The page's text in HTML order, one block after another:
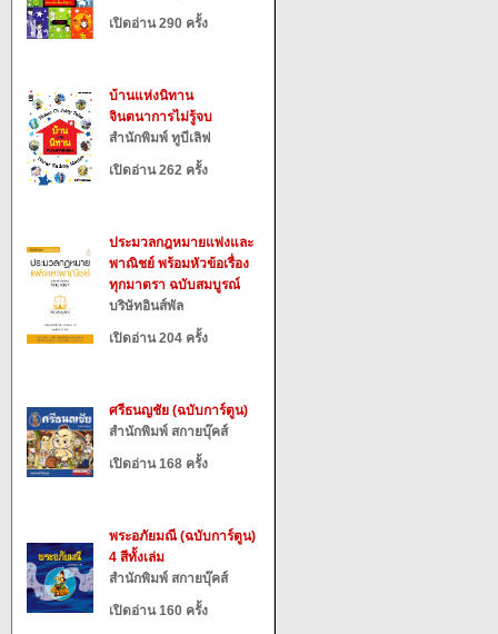
เปิดอ่าน 290 ครั้ง
บ้านแห่งนิทาน
จินตนาการไม่รู้จบ
สำนักพิมพ์ ทูบีเลิฟ
เปิดอ่าน 262 ครั้ง
ประมวลกฎหมายแพ่งและ
พาณิชย์ พร้อมหัวข้อเรื่อง
ทุกมาตรา ฉบับสมบูรณ์
บริษัทอินส์พัล
เปิดอ่าน 204 ครั้ง
ศรีธนญชัย (ฉบับการ์ตูน)
สำนักพิมพ์ สกายบุ๊คส์
เปิดอ่าน 168 ครั้ง
พระอภัยมณี (ฉบับการ์ตูน)
4 สีทั้งเล่ม
สำนักพิมพ์ สกายบุ๊คส์
เปิดอ่าน 160 ครั้ง